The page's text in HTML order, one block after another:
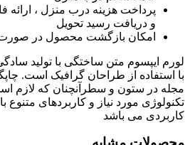
پرداخت هزینه درب منزل ، ارائه
و دریافت رسید تحویل
امکان بازگشت محصول در
لورم ایپسوم متن ساختگی با تولید
با استفاده از طراحان گرافیک است.
مجله در ستون و سطرآنچنان که لازم
تکنولوژی مورد نیاز و کاربردهای متنوع
کاربردی می باشد